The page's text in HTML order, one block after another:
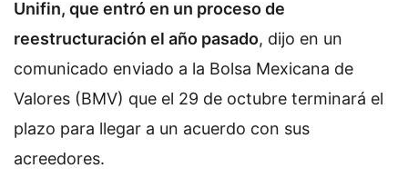
Unifin, que entró en un proceso de
reestructuración el año pasado, dijo en un
comunicado enviado a la Bolsa Mexicana de
Valores (BMV) que el 29 de octubre terminará el
plazo para llegar a un acuerdo con sus
acreedores.